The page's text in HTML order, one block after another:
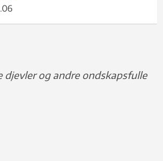
djevler og andre ondskapsfulle